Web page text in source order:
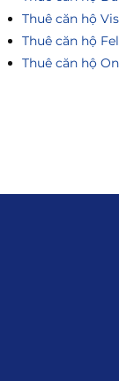
Thuê căn hộ
Thuê căn hộ
Thuê căn hộ